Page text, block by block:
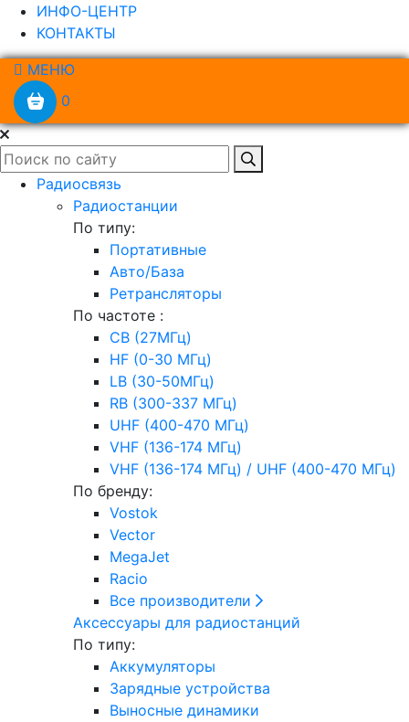
ИНФО-ЦЕНТР
КОНТАКТЫ
МЕНЮ
0
Радиосвязь
Радиостанции
По типу:
Портативные
Авто/База
Ретрансляторы
По частоте :
CB (27МГц)
HF (0-30 МГц)
LB (30-50МГц)
RB (300-337 МГц)
UHF (400-470 МГц)
VHF (136-174 МГц)
VHF (136-174 МГц) / UHF (400-470 МГц)
По бренду:
Vostok
Vector
MegaJet
Racio
Все производители
Аксессуары для радиостанций
По типу:
Аккумуляторы
Зарядные устройства
Выносные динамики